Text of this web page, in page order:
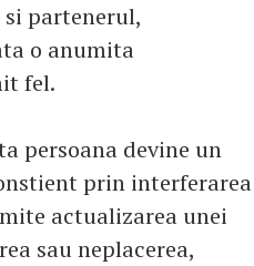
si partenerul,
o anumita
fel.
persoana devine un
prin interferarea
actualizarea unei
sau neplacerea,